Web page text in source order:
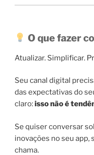
O que fazer
Atualizar. Simplificar.
Seu canal digital
das expectativas do
claro:isso não é
Se quiser conversar
inovações no seu app,
chama.